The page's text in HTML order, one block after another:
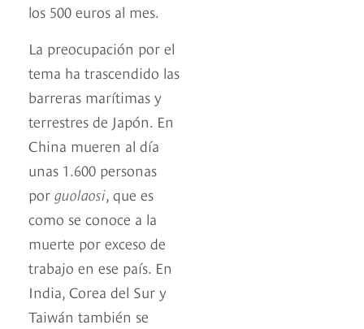
los 500 euros al mes.
La preocupación por el
tema ha trascendido las
barreras marítimas y
terrestres de Japón. En
China mueren al día
unas 1.600 personas
por guolaosi, que es
como se conoce a la
muerte por exceso de
trabajo en ese país. En
India, Corea del Sur y
Taiwán también se